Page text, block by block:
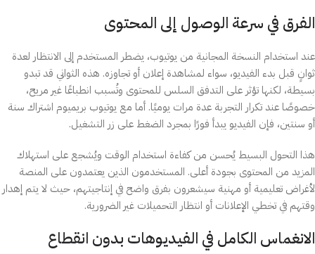
الفرق في سرعة الوصول إلى المحتوى
عند استخدام النسخة المجانية من يوتيوب، يضطر المستخدم إلى الانتظار لعدة
ثوانٍ قبل بدء الفيديو، سواء لمشاهدة إعلان أو تجاوزه. هذه الثواني قد تبدو
بسيطة، لكنها تؤثر على التدفق السلس للمحتوى وتُسبب انطباعًا غير مريح،
خصوصًا عند تكرار التجربة عدة مرات يوميًا. أما مع يوتيوب بريميوم اشتراك سنة
أو سنتين، فإن الفيديو يبدأ فورًا بمجرد الضغط على زر التشغيل.
هذا التحول البسيط يُحسن من كفاءة استخدام الوقت ويُشجع على استهلاك
المزيد من المحتوى بجودة أعلى. المستخدمون الذين يعتمدون على المنصة
لأغراض تعليمية أو مهنية سيشعرون بفرق واضح في إنتاجيتهم، حيث لا يتم إهدار
وقتهم في تخطي الإعلانات أو انتظار التحميلات غير الضرورية.
الانغماس الكامل في الفيديوهات بدون انقطاع